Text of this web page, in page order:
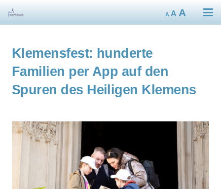
A
Decrease
font
size.
A Reset
A
font
Klemensfest: hunderte
Familien per App auf den
Spuren des Heiligen Klemens